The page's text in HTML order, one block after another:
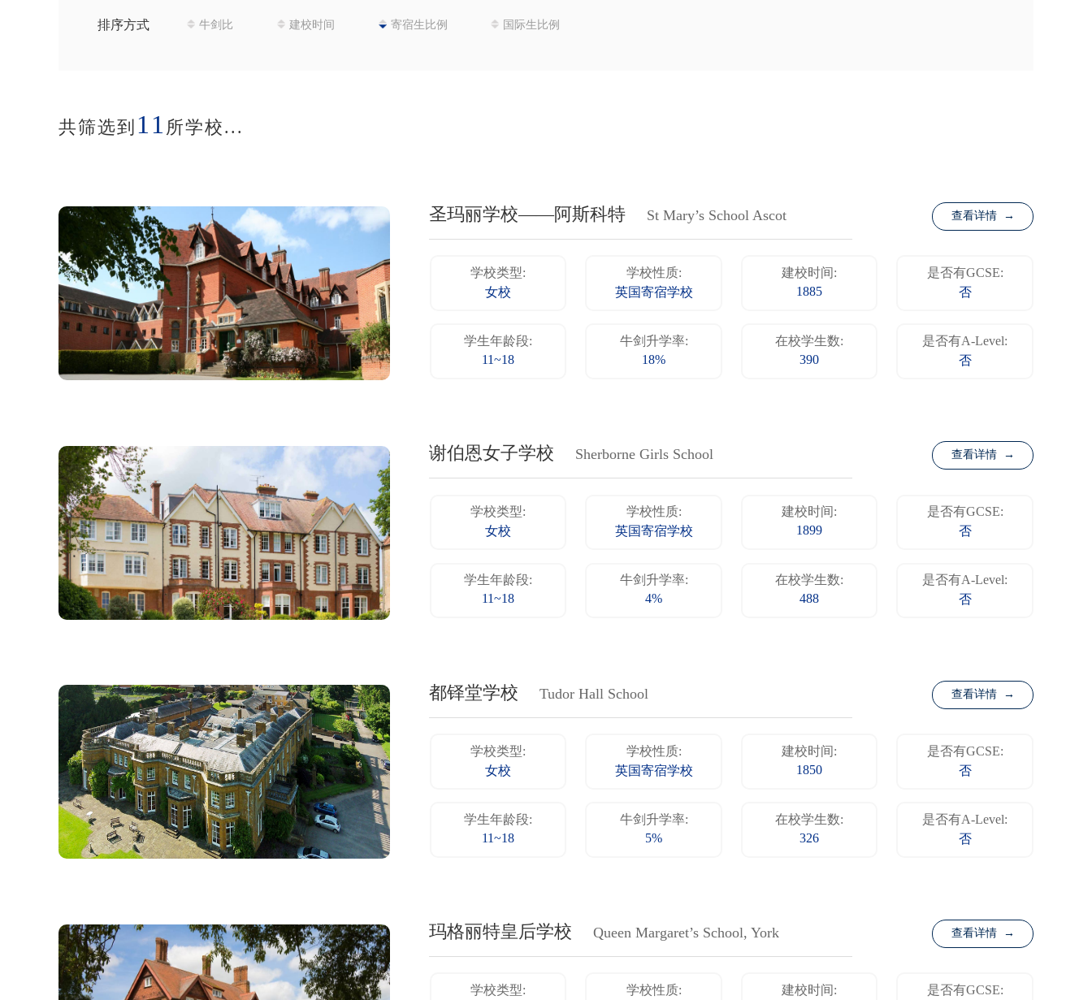
排序方式 牛剑比 建校时间 寄宿生比例 国际生比例
共筛选到 11 所学校...
圣玛丽学校——阿斯科特 St Mary’s School Ascot 查看详情 →
学校类型:
女校
学校性质:
英国寄宿学校
建校时间:
1885
是否有GCSE:
否
学生年龄段:
11~18
牛剑升学率:
18%
在校学生数:
390
是否有A-Level:
否
谢伯恩女子学校 Sherborne Girls School 查看详情 →
学校类型:
女校
学校性质:
英国寄宿学校
建校时间:
1899
是否有GCSE:
否
学生年龄段:
11~18
牛剑升学率:
4%
在校学生数:
488
是否有A-Level:
否
都铎堂学校 Tudor Hall School 查看详情 →
学校类型:
女校
学校性质:
英国寄宿学校
建校时间:
1850
是否有GCSE:
否
学生年龄段:
11~18
牛剑升学率:
5%
在校学生数:
326
是否有A-Level:
否
玛格丽特皇后学校 Queen Margaret’s School, York 查看详情 →
学校类型:
学校性质:
建校时间:
是否有GCSE: